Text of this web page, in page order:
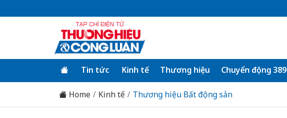
Tin tức Kinh tế Thương hiệu Chuyển động 389
Home Kinh tế Thương hiệu Bất động sản